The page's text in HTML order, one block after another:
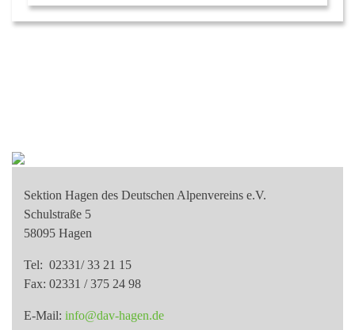
Sektion Hagen des Deutschen Alpenvereins e.V.
Schulstraße 5
58095 Hagen
Tel: 02331/ 33 21 15
Fax: 02331 / 375 24 98
E-Mail: info@dav-hagen.de